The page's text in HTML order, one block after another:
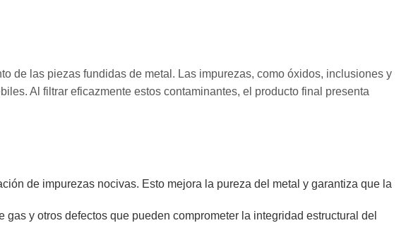
de las piezas fundidas de metal. Las impurezas, como óxidos, inclusiones y
Al filtrar eficazmente estos contaminantes, el producto final presenta
de impurezas nocivas. Esto mejora la pureza del metal y garantiza que la
y otros defectos que pueden comprometer la integridad estructural del